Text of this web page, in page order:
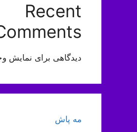
Recent
دیدگاهی برای نمایش
مه پاش